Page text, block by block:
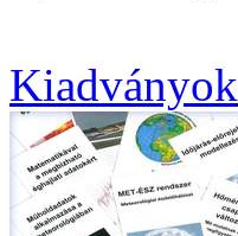
Kiadványok